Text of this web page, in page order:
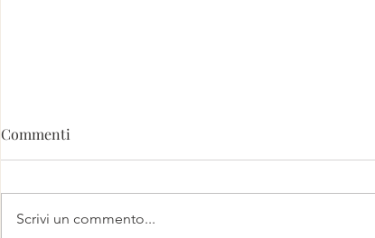
Commenti
Scrivi un commento...